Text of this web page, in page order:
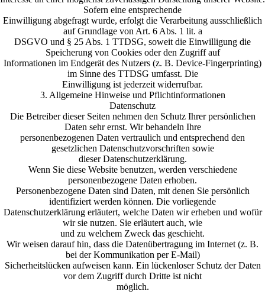
Sofern eine entsprechende
Einwilligung abgefragt wurde, erfolgt die Verarbeitung ausschließlich
auf Grundlage von Art. 6 Abs. 1 lit. a
DSGVO und § 25 Abs. 1 TTDSG, soweit die Einwilligung die
Speicherung von Cookies oder den Zugriff auf
Informationen im Endgerät des Nutzers (z. B. Device-Fingerprinting)
im Sinne des TTDSG umfasst. Die
Einwilligung ist jederzeit widerrufbar.
3. Allgemeine Hinweise und Pflichtinformationen
Datenschutz
Die Betreiber dieser Seiten nehmen den Schutz Ihrer persönlichen
Daten sehr ernst. Wir behandeln Ihre
personenbezogenen Daten vertraulich und entsprechend den
gesetzlichen Datenschutzvorschriften sowie
dieser Datenschutzerklärung.
Wenn Sie diese Website benutzen, werden verschiedene
personenbezogene Daten erhoben.
Personenbezogene Daten sind Daten, mit denen Sie persönlich
identifiziert werden können. Die vorliegende
Datenschutzerklärung erläutert, welche Daten wir erheben und wofür
wir sie nutzen. Sie erläutert auch, wie
und zu welchem Zweck das geschieht.
Wir weisen darauf hin, dass die Datenübertragung im Internet (z. B.
bei der Kommunikation per E-Mail)
Sicherheitslücken aufweisen kann. Ein lückenloser Schutz der Daten
vor dem Zugriff durch Dritte ist nicht
möglich.